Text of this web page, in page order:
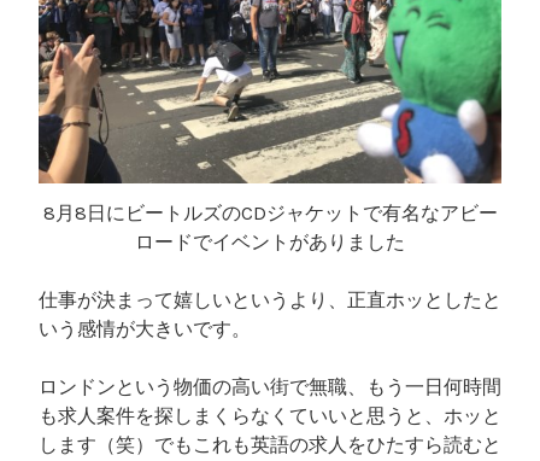
8月8日にビートルズのCDジャケットで有名なアビー
ロードでイベントがありました
仕事が決まって嬉しいというより、正直ホッとしたと
いう感情が大きいです。
ロンドンという物価の高い街で無職、もう一日何時間
も求人案件を探しまくらなくていいと思うと、ホッと
します（笑）でもこれも英語の求人をひたすら読むと